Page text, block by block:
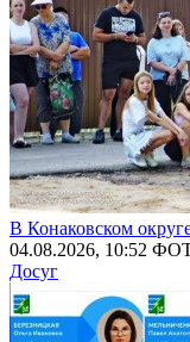
В Конаковском
04.08.2026, 10:52
Досуг